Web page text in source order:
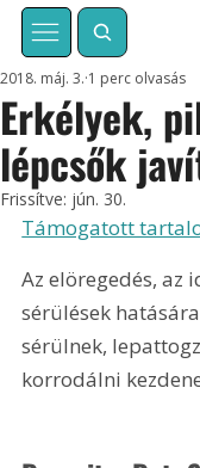
Erkélyek,
lépcsők
2018. máj. 3. 1 perc olvasás
Frissítve: jún. 30.
Támogatott
Az elöregedés, az
sérülések
sérülnek,
korrodálni